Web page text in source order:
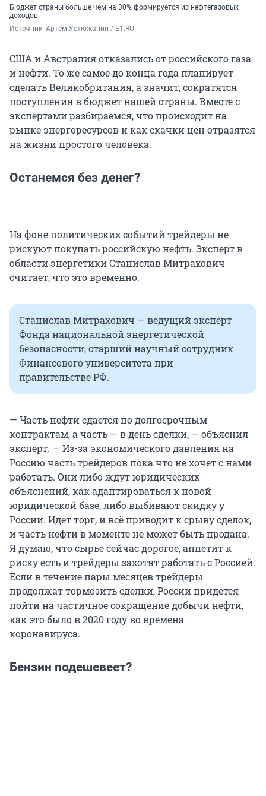
Бюджет страны больше чем на 30% формируется из нефтегазовых
доходов
Источник: Артем Устюжанин / E1.RU
США и Австралия отказались от российского газа
и нефти. То же самое до конца года планирует
сделать Великобритания, а значит, сократятся
поступления в бюджет нашей страны. Вместе с
экспертами разбираемся, что происходит на
рынке энергоресурсов и как скачки цен отразятся
на жизни простого человека.
Останемся без денег?
На фоне политических событий трейдеры не
рискуют покупать российскую нефть. Эксперт в
области энергетики Станислав Митрахович
считает, что это временно.
Станислав Митрахович — ведущий эксперт
Фонда национальной энергетической
безопасности, старший научный сотрудник
Финансового университета при
правительстве РФ.
— Часть нефти сдается по долгосрочным
контрактам, а часть — в день сделки, — объяснил
эксперт. — Из-за экономического давления на
Россию часть трейдеров пока что не хочет с нами
работать. Они либо ждут юридических
объяснений, как адаптироваться к новой
юридической базе, либо выбивают скидку у
России. Идет торг, и всё приводит к срыву сделок,
и часть нефти в моменте не может быть продана.
Я думаю, что сырье сейчас дорогое, аппетит к
риску есть и трейдеры захотят работать с Россией.
Если в течение пары месяцев трейдеры
продолжат тормозить сделки, России придется
пойти на частичное сокращение добычи нефти,
как это было в 2020 году во времена
коронавируса.
Бензин подешевеет?